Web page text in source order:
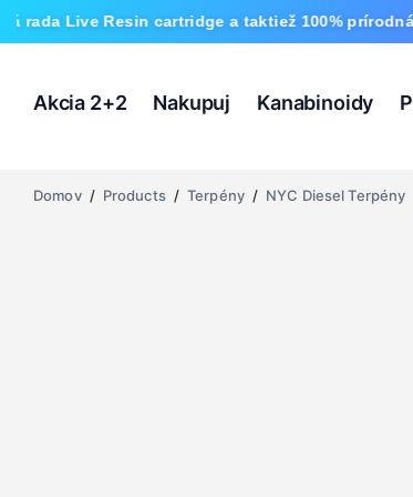
Resin cartridge a taktiež 100% prírodná
Akcia 2+2 Nakupuj Kanabinoidy
Domov / Products / Terpény / NYC Diesel Terpény